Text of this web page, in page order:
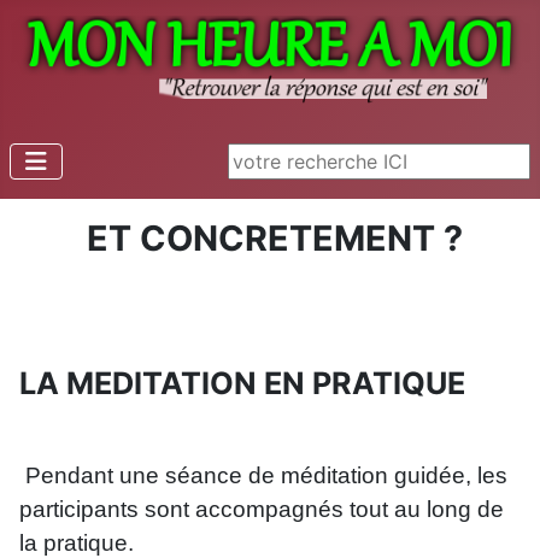
Rechercher
ET CONCRETEMENT ?
LA MEDITATION EN PRATIQUE
Pendant une séance de méditation guidée, les
participants sont accompagnés tout au long de
la pratique.